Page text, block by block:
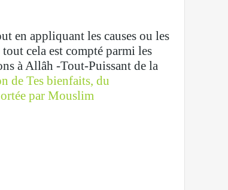
en appliquant les causes ou les
cela est compté parmi les
à Allâh -Tout-Puissant de la
de Tes bienfaits, du
par Mouslim.